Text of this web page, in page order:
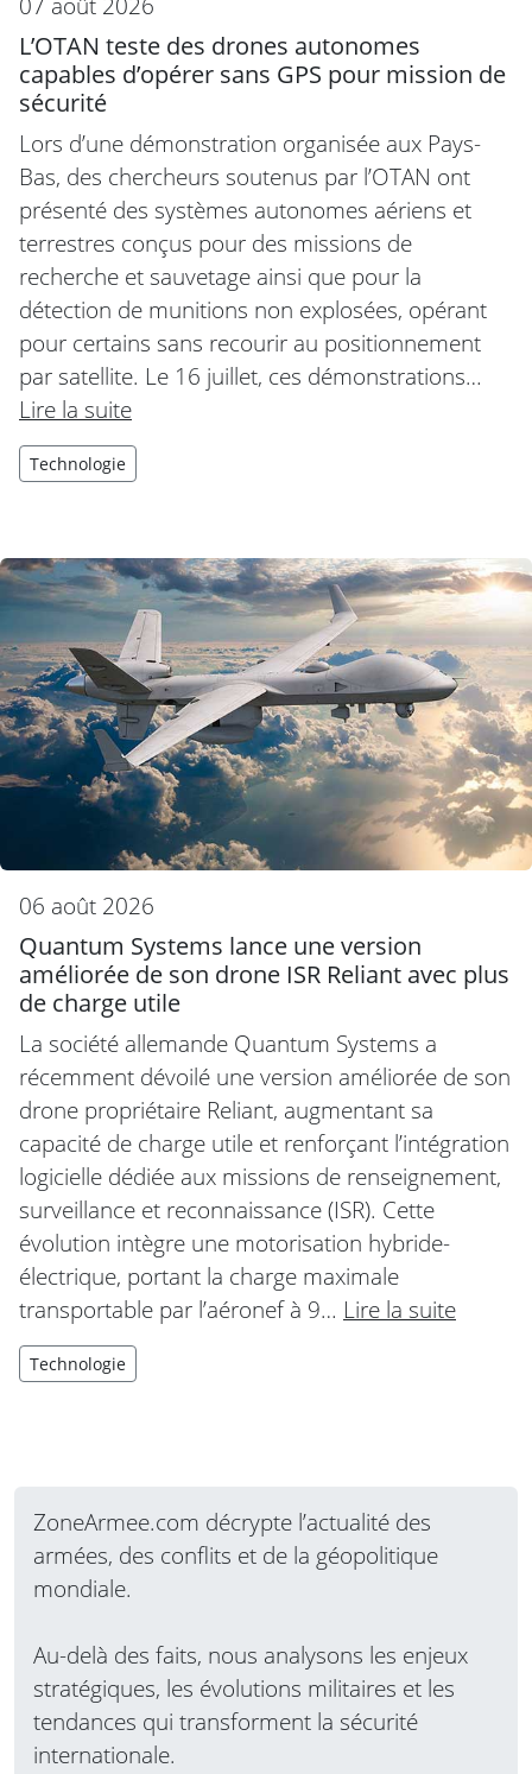
L’OTAN teste des drones autonomes
capables d’opérer sans GPS pour mission de
sécurité
Lors d’une démonstration organisée aux Pays-
Bas, des chercheurs soutenus par l’OTAN ont
présenté des systèmes autonomes aériens et
terrestres conçus pour des missions de
recherche et sauvetage ainsi que pour la
détection de munitions non explosées, opérant
pour certains sans recourir au positionnement
par satellite. Le 16 juillet, ces démonstrations…
Lire la suite
Technologie
06 août 2026
Quantum Systems lance une version
améliorée de son drone ISR Reliant avec plus
de charge utile
La société allemande Quantum Systems a
récemment dévoilé une version améliorée de son
drone propriétaire Reliant, augmentant sa
capacité de charge utile et renforçant l’intégration
logicielle dédiée aux missions de renseignement,
surveillance et reconnaissance (ISR). Cette
évolution intègre une motorisation hybride-
électrique, portant la charge maximale
transportable par l’aéronef à 9… Lire la suite
Technologie
ZoneArmee.com décrypte l’actualité des
armées, des conflits et de la géopolitique
mondiale.
Au-delà des faits, nous analysons les enjeux
stratégiques, les évolutions militaires et les
tendances qui transforment la sécurité
internationale.